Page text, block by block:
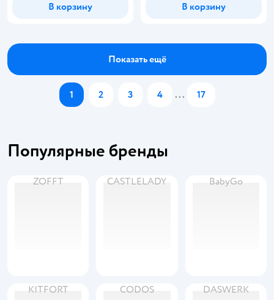
В корзину В корзину
Показать ещё
1 2 3 4 ... 17
Популярные бренды
ZOFFT CASTLELADY BabyGo
KITFORT CODOS DASWERK